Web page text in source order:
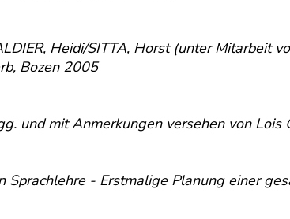
Heidi/SITTA, Horst (unter Mitarbeit
Bozen 2005
und mit Anmerkungen versehen von Lois
Sprachlehre - Erstmalige Planung einer